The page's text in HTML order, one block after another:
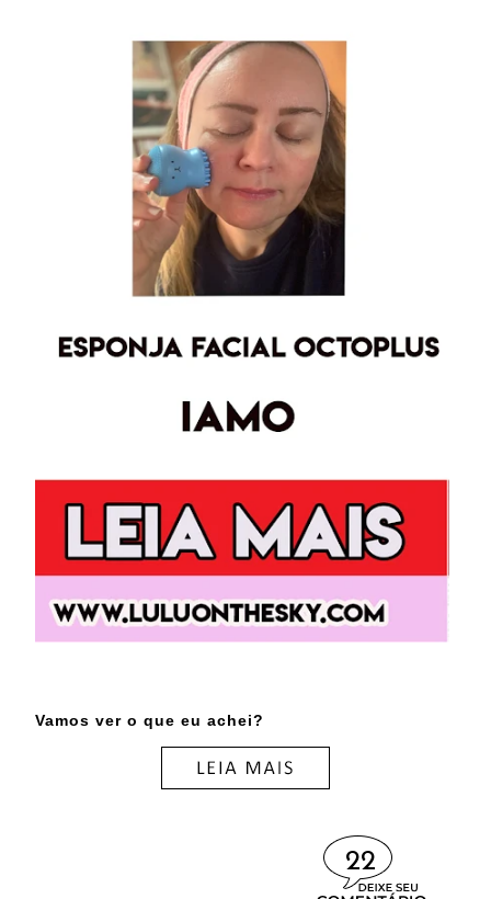
Vamos ver o que eu achei?
22